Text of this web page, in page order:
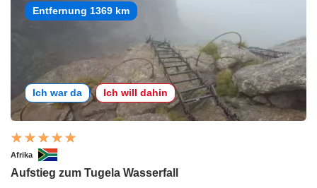
Entfernung 1369 km
Ich war da Ich will dahin
Afrika
Aufstieg zum Tugela Wasserfall